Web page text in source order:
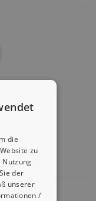
die
zu
Nutzung
der
unserer
/